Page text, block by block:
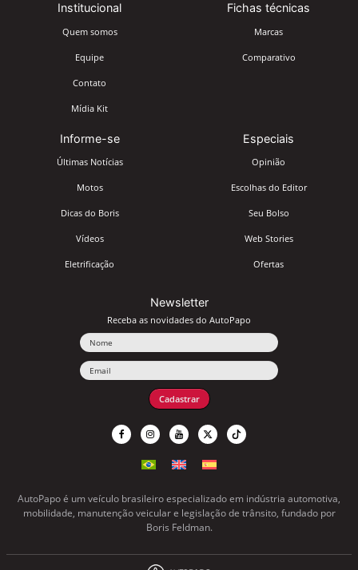
Institucional
Quem somos
Equipe
Contato
Mídia Kit
Fichas técnicas
Marcas
Comparativo
Informe-se
Últimas Notícias
Motos
Dicas do Boris
Vídeos
Eletrificação
Especiais
Opinião
Escolhas do Editor
Seu Bolso
Web Stories
Ofertas
Newsletter
Receba as novidades do AutoPapo
Cadastrar
AutoPapo é um veículo brasileiro especializado em indústria automotiva,
mobilidade, manutenção veicular e legislação de trânsito, fundado por
Boris Feldman.